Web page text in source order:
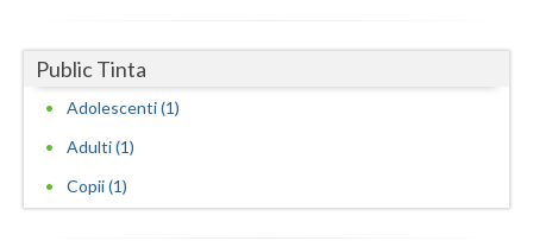
Harghita
Public Tinta
Adolescenti (1)
Adulti (1)
Copii (1)